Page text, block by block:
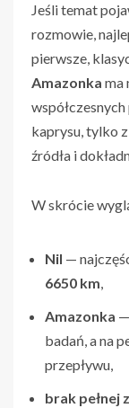
Jeśli temat
rozmowie,
pierwsze,
Amazonka ma
kaprysu, tylko
źródła i
W skrócie
Nil —
6650 km,
Amazonka
badań, a na
przepływu,
brak pełnej